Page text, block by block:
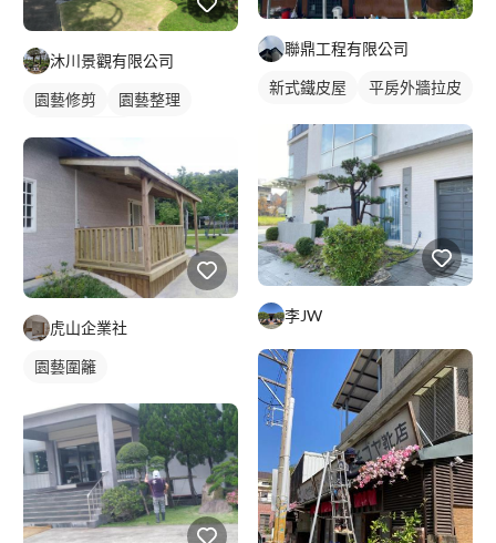
沐川景觀有限公司
園藝修剪
園藝整理
虎山企業社
園藝圍籬
聯鼎工程有限公司
新式鐵皮屋 平房外牆拉皮
李JW